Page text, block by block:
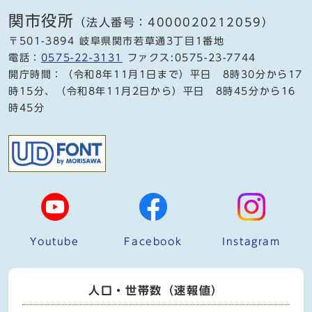
関市役所 （法人番号：4000020212059）
〒501-3894 岐阜県関市若草通3丁目1番地
電話： 0575-22-3131
ファクス:0575-23-7744
開庁時間：（令和8年11月1日まで）平日 8時30分から17
時15分、（令和8年11月2日から）平日 8時45分から16
時45分
Youtube Facebook Instagram
人口・世帯数（速報値）